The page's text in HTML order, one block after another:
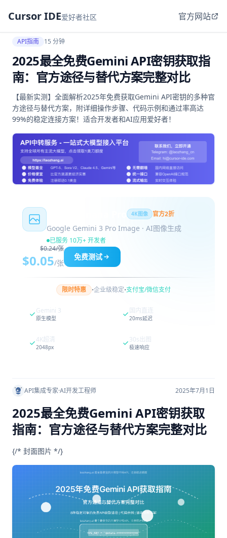
Cursor IDE爱好者社区 官方网站
API指南 15 分钟
2025最全免费Gemini API密钥获取指
南：官方途径与替代方案完整对比
【最新实测】全面解析2025年免费获取Gemini API密钥的多种官
方途径与替代方案，附详细操作步骤、代码示例和通过率高达
99%的稳定连接方案！适合开发者和AI应用爱好者！
4K图像 官方2折
Google Gemini 3 Pro Image · AI图像生成
已服务 10万+ 开发者
$0.24/张
$0.05/张
免费测试
限时特惠 ·企业级稳定·支付宝/微信支付
Gemini 3
原生模型
国内直连
20ms延迟
4K超清
2048px
30s出图
极速响应
API集成专家·AI开发工程师 2025年7月1日
2025最全免费Gemini API密钥获取
指南：官方途径与替代方案完整对比
{/* 封面图片 */}